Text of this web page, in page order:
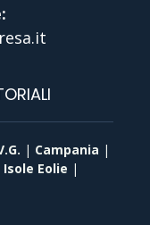
| Campania |
Isole Eolie |